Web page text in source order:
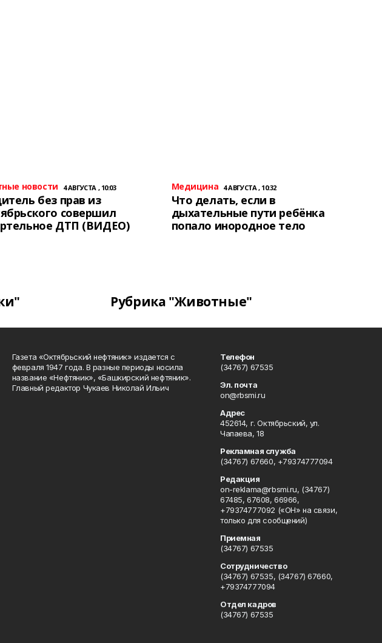
новости 4 АВГУСТА , 10:03
без прав из
совершил
ДТП (ВИДЕО)
Медицина 4 АВГУСТА , 10:32
Что делать, если в
дыхательные пути ребёнка
попало инородное тело
Рубрика "Животные"
Газета «Октябрьский нефтяник» издается с
февраля 1947 года. В разные периоды носила
название «Нефтяник», «Башкирский нефтяник».
Главный редактор Чукаев Николай Ильич
Телефон
(34767) 67535
Эл. почта
on@rbsmi.ru
Адрес
452614, г. Октябрьский, ул.
Чапаева, 18
Рекламная служба
(34767) 67660, +79374777094
Редакция
on-reklama@rbsmi.ru, (34767)
67485, 67608, 66966,
+79374777092 («ОН» на связи,
только для сообщений)
Приемная
(34767) 67535
Сотрудничество
(34767) 67535, (34767) 67660,
+79374777094
Отдел кадров
(34767) 67535